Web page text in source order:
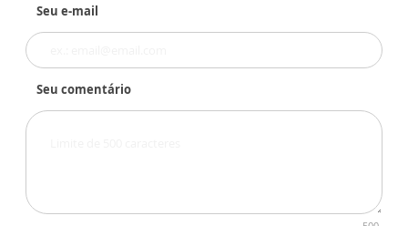
Seu e-mail
Seu comentário